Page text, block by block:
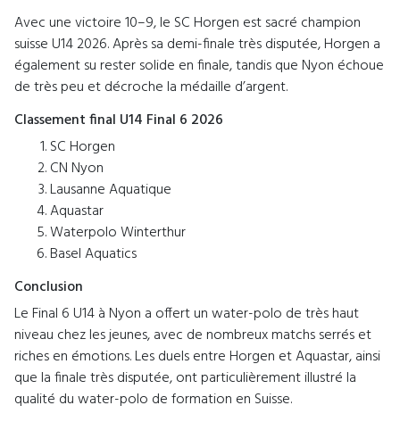
Avec une victoire 10–9, le SC Horgen est sacré champion
suisse U14 2026. Après sa demi-finale très disputée, Horgen a
également su rester solide en finale, tandis que Nyon échoue
de très peu et décroche la médaille d’argent.
Classement final U14 Final 6 2026
SC Horgen
CN Nyon
Lausanne Aquatique
Aquastar
Waterpolo Winterthur
Basel Aquatics
Conclusion
Le Final 6 U14 à Nyon a offert un water-polo de très haut
niveau chez les jeunes, avec de nombreux matchs serrés et
riches en émotions. Les duels entre Horgen et Aquastar, ainsi
que la finale très disputée, ont particulièrement illustré la
qualité du water-polo de formation en Suisse.